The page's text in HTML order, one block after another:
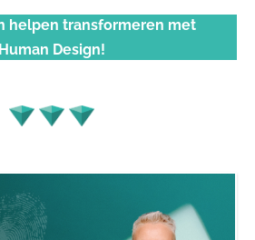
helpen transformeren met
Human Design!